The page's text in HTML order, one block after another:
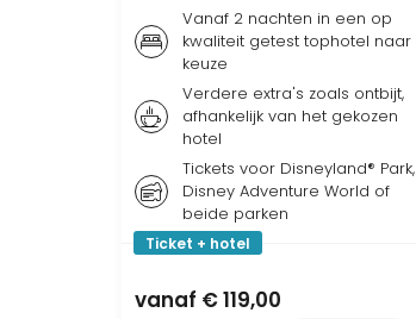
Vanaf 2 nachten in een op
kwaliteit getest tophotel naar
keuze
Verdere extra's zoals ontbijt,
afhankelijk van het gekozen
hotel
Tickets voor Disneyland® Park,
Disney Adventure World of
beide parken
Ticket + hotel
vanaf € 119,00